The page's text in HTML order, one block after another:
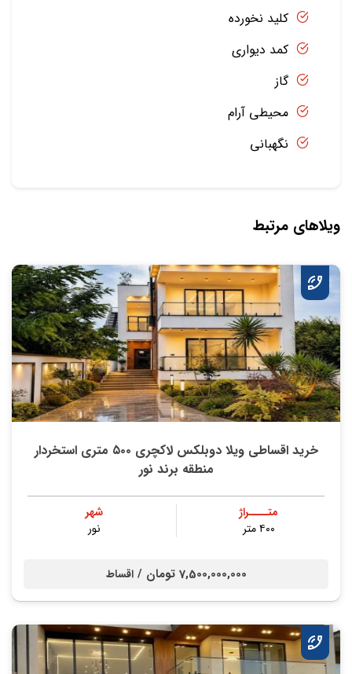
کلید نخورده
کمد دیواری
گاز
محیطی آرام
نگهبانی
ویلاهای مرتبط
خرید اقساطی ویلا دوبلکس لاکچری ۵۰۰ متری استخردار
منطقه برند نور
متــــراژ
۴۰۰ متر
شهر
نور
7,500,000,000 تومان / اقساط